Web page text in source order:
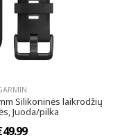
Silikoninės laikrodžių
Juoda/pilka